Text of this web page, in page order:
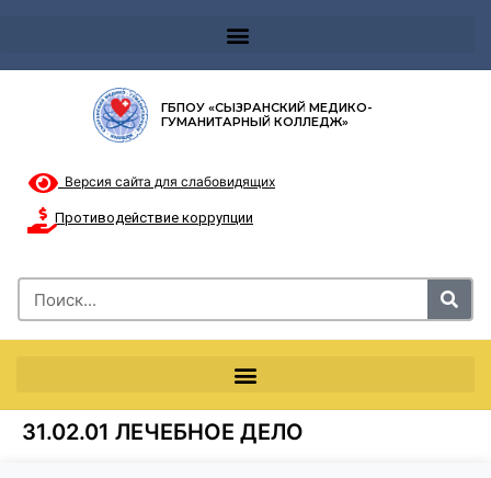
ГБПОУ «СЫЗРАНСКИЙ МЕДИКО-
ГУМАНИТАРНЫЙ КОЛЛЕДЖ»
Версия сайта для слабовидящих
Противодействие коррупции
31.02.01 ЛЕЧЕБНОЕ ДЕЛО